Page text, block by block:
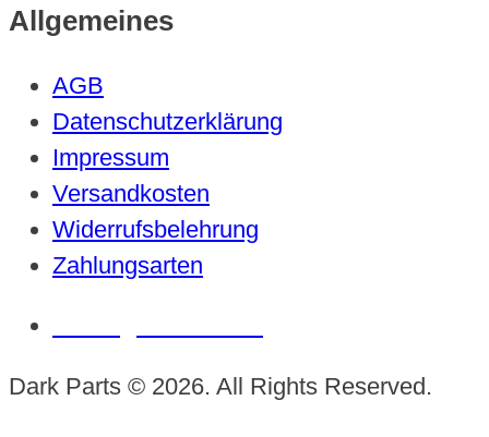
Allgemeines
AGB
Datenschutzerklärung
Impressum
Versandkosten
Widerrufsbelehrung
Zahlungsarten
Dark Parts © 2026. All Rights Reserved.